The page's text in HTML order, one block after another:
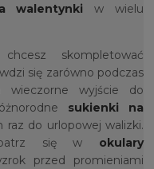
walentynki w wielu
skompletować
się zarówno podczas
wieczorne wyjście do
sukienki na
do urlopowej walizki.
się w okulary
przed promieniami